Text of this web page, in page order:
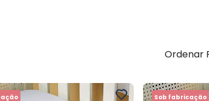
Sob fabricação